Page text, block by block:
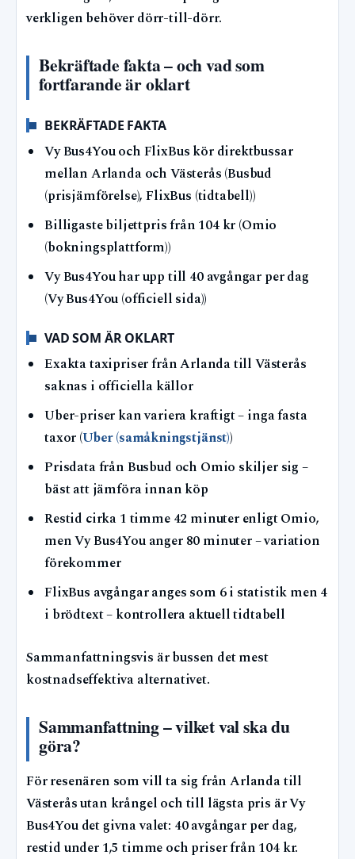
verkligen behöver dörr-till-dörr.
Bekräftade fakta – och vad som
fortfarande är oklart
BEKRÄFTADE FAKTA
Vy Bus4You och FlixBus kör direktbussar
mellan Arlanda och Västerås (Busbud
(prisjämförelse), FlixBus (tidtabell))
Billigaste biljettpris från 104 kr (Omio
(bokningsplattform))
Vy Bus4You har upp till 40 avgångar per dag
(Vy Bus4You (officiell sida))
VAD SOM ÄR OKLART
Exakta taxipriser från Arlanda till Västerås
saknas i officiella källor
Uber-priser kan variera kraftigt – inga fasta
taxor (Uber (samåkningstjänst))
Prisdata från Busbud och Omio skiljer sig –
bäst att jämföra innan köp
Restid cirka 1 timme 42 minuter enligt Omio,
men Vy Bus4You anger 80 minuter – variation
förekommer
FlixBus avgångar anges som 6 i statistik men 4
i brödtext – kontrollera aktuell tidtabell
Sammanfattningsvis är bussen det mest
kostnadseffektiva alternativet.
Sammanfattning – vilket val ska du
göra?
För resenären som vill ta sig från Arlanda till
Västerås utan krångel och till lägsta pris är Vy
Bus4You det givna valet: 40 avgångar per dag,
restid under 1,5 timme och priser från 104 kr.